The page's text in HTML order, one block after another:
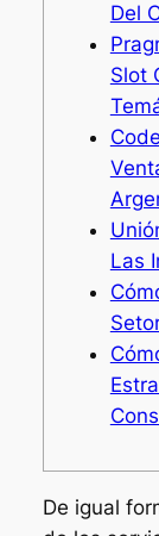
Del
Slot
Las
De igual